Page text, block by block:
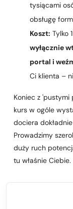
tysiącami
obsługę
Koszt: Tylko
wyłącznie
portal i
Ci klienta –
Koniec z 'pustymi
kurs w ogóle
dociera
Prowadzimy
duży ruch
tu właśnie Ciebie.